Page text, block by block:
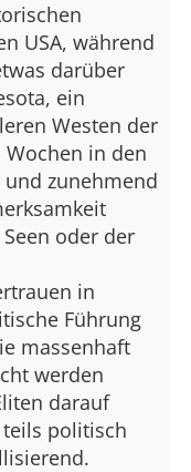
USA, während
darüber
ein
Westen der
Wochen in den
und zunehmend
oder der
in
Führung
massenhaft
werden
darauf
politisch